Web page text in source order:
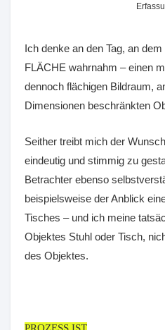
Ich denke an den Tag, an
FLÄCHE wahrnahm – einen
dennoch flächigen Bildraum,
Dimensionen beschränkten
Seither treibt mich der
eindeutig und stimmig zu
Betrachter ebenso
beispielsweise der Anblick
Tisches – und ich meine
Objektes Stuhl oder Tisch,
des Objektes.